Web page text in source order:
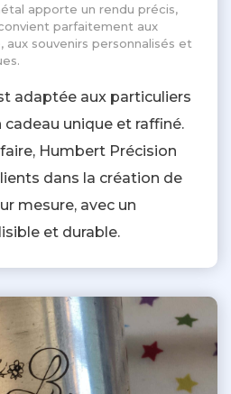
apporte un rendu précis,
parfaitement aux
aux souvenirs personnalisés et
adaptée aux particuliers
unique et raffiné.
Humbert Précision
dans la création de
mesure, avec un
et durable.